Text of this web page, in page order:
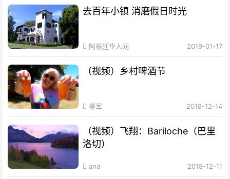
去百年小镇 消磨假日时光
阿根廷华人网 2019-01-17
（视频）乡村啤酒节
柳军 2018-12-14
（视频）飞翔：Bariloche（巴里
洛切）
ana 2018-12-11